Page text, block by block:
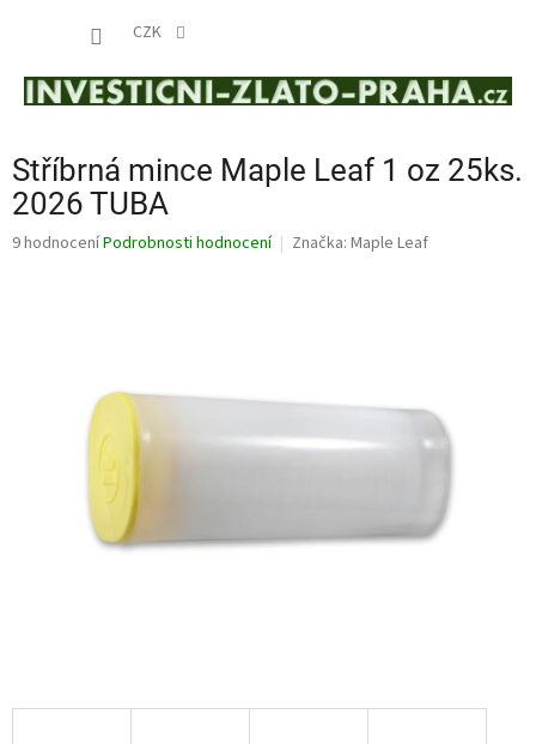
CZK
Stříbrná mince Maple Leaf 1 oz 25ks.
2026 TUBA
Průměrné
9 hodnoceníPodrobnosti hodnocení Značka: Maple Leaf